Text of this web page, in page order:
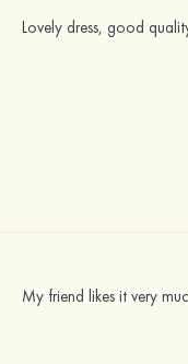
Lovely dress, good
My friend likes it very